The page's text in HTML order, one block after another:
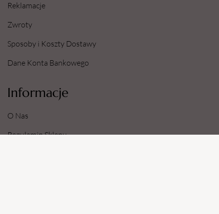
Reklamacje
Zwroty
Sposoby i Koszty Dostawy
Dane Konta Bankowego
Informacje
O Nas
Regulamin Sklepu